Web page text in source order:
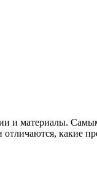
и материалы.
какие